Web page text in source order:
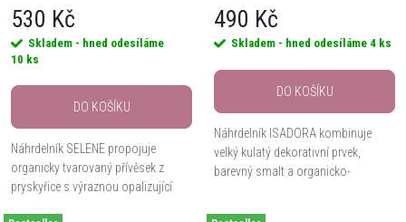
530 Kč
Skladem - hned odesíláme
10 ks
DO KOŠÍKU
Náhrdelník SELENE propojuje
organicky tvarovaný přívěsek z
pryskyřice s výraznou opalizující
490 Kč
Skladem - hned odesíláme 4 ks
DO KOŠÍKU
Náhrdelník ISADORA kombinuje
velký kulatý dekorativní prvek,
barevný smalt a organicko-